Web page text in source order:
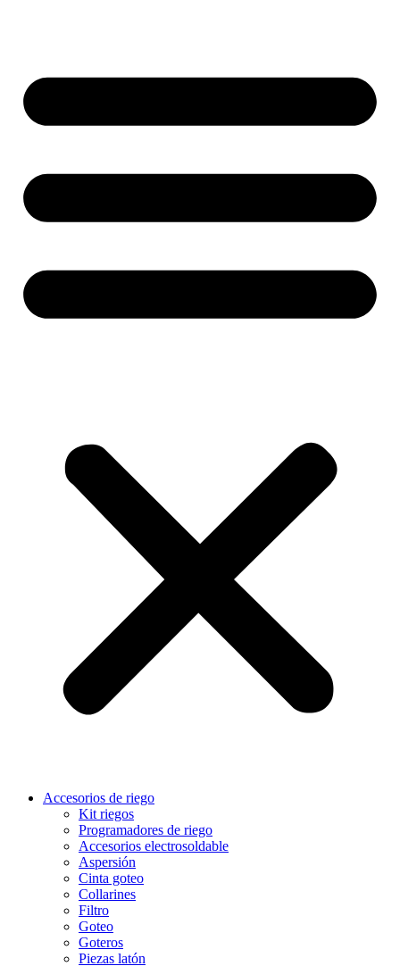
Accesorios de riego
Kit riegos
Programadores de riego
Accesorios electrosoldable
Aspersión
Cinta goteo
Collarines
Filtro
Goteo
Goteros
Piezas latón